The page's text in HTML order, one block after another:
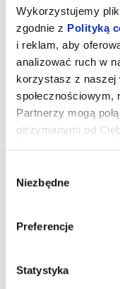
Wykorzystujemy
zgodnie z Polityką
i reklam, aby
analizować ruch w
korzystasz z naszej
Partnerzy mogą
otrzymanymi od
zgody
Niezbędne
Preferencje
Statystyka
Imperium zostało
stanowiąc zagrożenie,
mandaloriańskiego
jego młodego ucznia